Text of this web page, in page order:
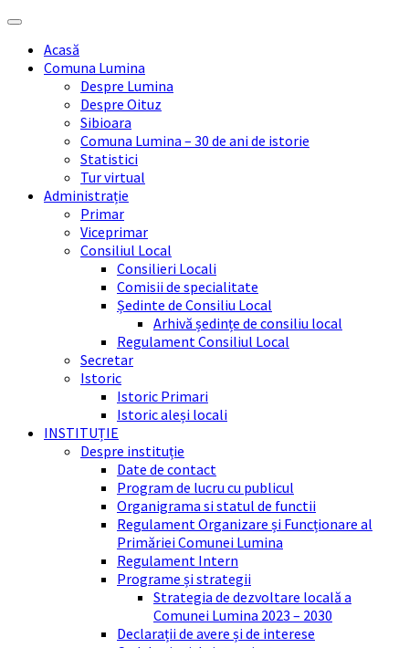
Skip
content
Skip
sidebar
Skip
right
sidebar
Skip
footerAcasă
Comuna Lumina
Despre Lumina
Despre Oituz
Sibioara
Comuna Lumina – 30 de ani de istorie
Statistici
Tur virtual
Administrație
Primar
Viceprimar
Consiliul Local
Consilieri Locali
Comisii de specialitate
Ședinte de Consiliu Local
Arhivă ședințe de consiliu local
Regulament Consiliul Local
Secretar
Istoric
Istoric Primari
Istoric aleși locali
INSTITUȚIE
Despre instituție
Date de contact
Program de lucru cu publicul
Organigrama si statul de functii
Regulament Organizare și Funcționare al
Primăriei Comunei Lumina
Regulament Intern
Programe și strategii
Strategia de dezvoltare locală a
Comunei Lumina 2023 – 2030
Declarații de avere și de interese